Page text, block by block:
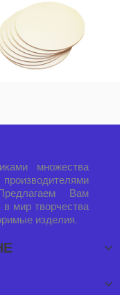
множества
Вам
в мир творчества
изделия.